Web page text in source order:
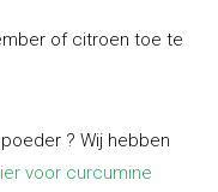
of citroen toe te
? Wij hebben
voor curcumine